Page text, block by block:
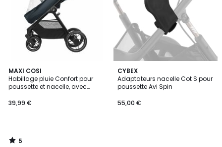
MAXI COSI
Habillage pluie Confort pour
poussette et nacelle, avec
39,99 €
5
/
5
5
/
CYBEX
Adaptateurs nacelle Cot S pour
poussette Avi Spin
55,00 €